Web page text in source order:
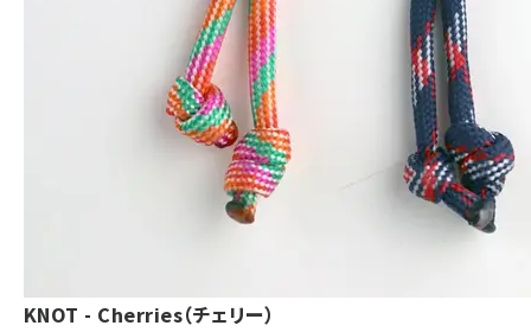
KNOT - Cherries（チェリー）